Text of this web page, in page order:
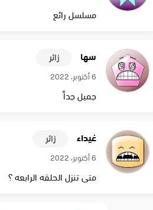
مسلسل رائع
سها زائر
6 أكتوبر، 2022
جميل جداً
غيداء زائر
6 أكتوبر، 2022
متى تنزل الحلقه الرابعه ؟